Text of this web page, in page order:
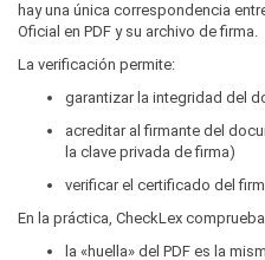
hay una única correspondencia
Oficial en PDF y su archivo de firma.
La verificación permite:
garantizar la integridad del
acreditar al firmante del
la clave privada de firma)
verificar el certificado del
En la práctica, CheckLex
la «huella» del PDF es la